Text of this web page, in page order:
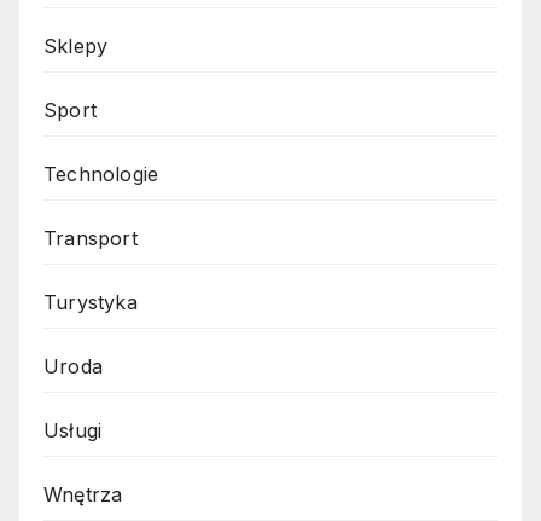
Sklepy
Sport
Technologie
Transport
Turystyka
Uroda
Usługi
Wnętrza